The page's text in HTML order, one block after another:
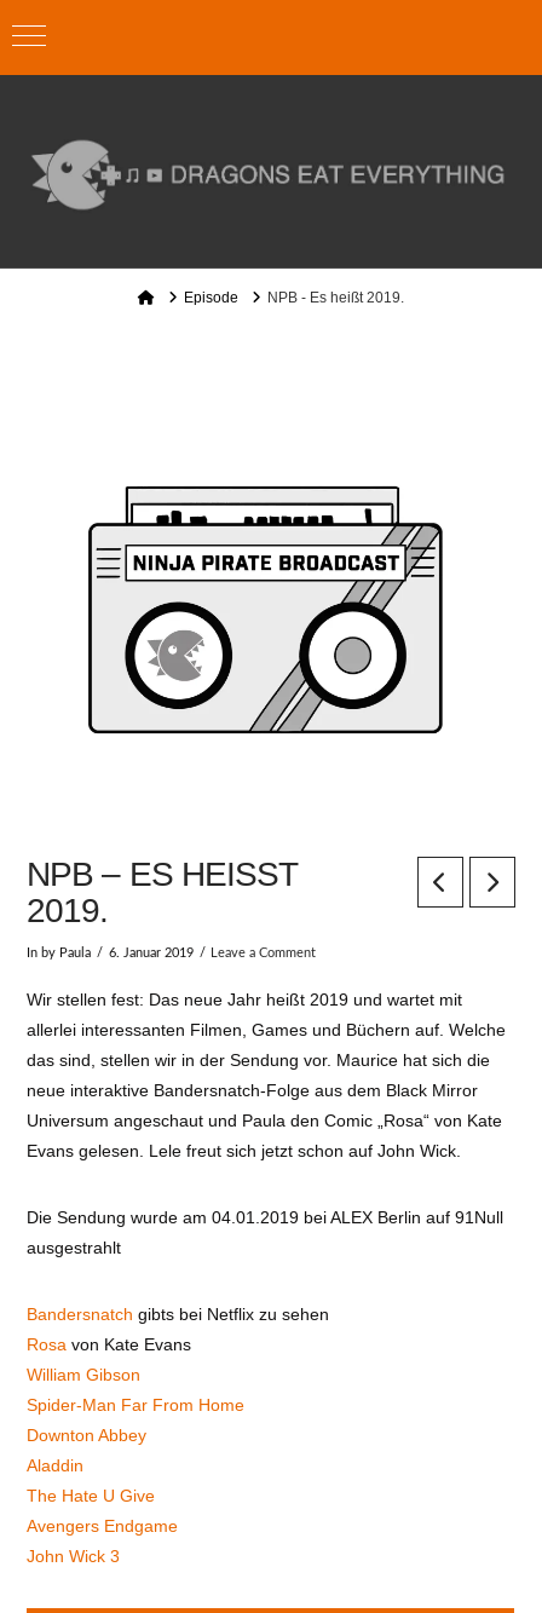
HomeEpisode NPB - Es heißt 2019.
NPB – ES HEISST 2
019.
In by Paula 6. Januar 2019 Leave a Comment
Wir stellen fest: Das neue Jahr heißt 2019 und wartet mit
allerlei interessanten Filmen, Games und Büchern auf. Welche
das sind, stellen wir in der Sendung vor. Maurice hat sich die
neue interaktive Bandersnatch-Folge aus dem Black Mirror
Universum angeschaut und Paula den Comic „Rosa“ von Kate
Evans gelesen. Lele freut sich jetzt schon auf John Wick.
Die Sendung wurde am 04.01.2019 bei ALEX Berlin auf 91Null
ausgestrahlt
Bandersnatchgibts bei Netflix zu sehen
Rosa von Kate Evans
William Gibson
Spider-Man Far From Home
Downton Abbey
Aladdin
The Hate U Give
Avengers Endgame
John Wick 3